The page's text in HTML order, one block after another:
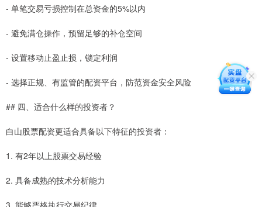
- 单笔交易亏损控制在总资金的5%以内
- 避免满仓操作，预留足够的补仓空间
- 设置移动止盈止损，锁定利润
- 选择正规、有监管的配资平台，防范资金安全风险
## 四、适合什么样的投资者？
白山股票配资更适合具备以下特征的投资者：
1. 有2年以上股票交易经验
2. 具备成熟的技术分析能力
3. 能够严格执行交易纪律